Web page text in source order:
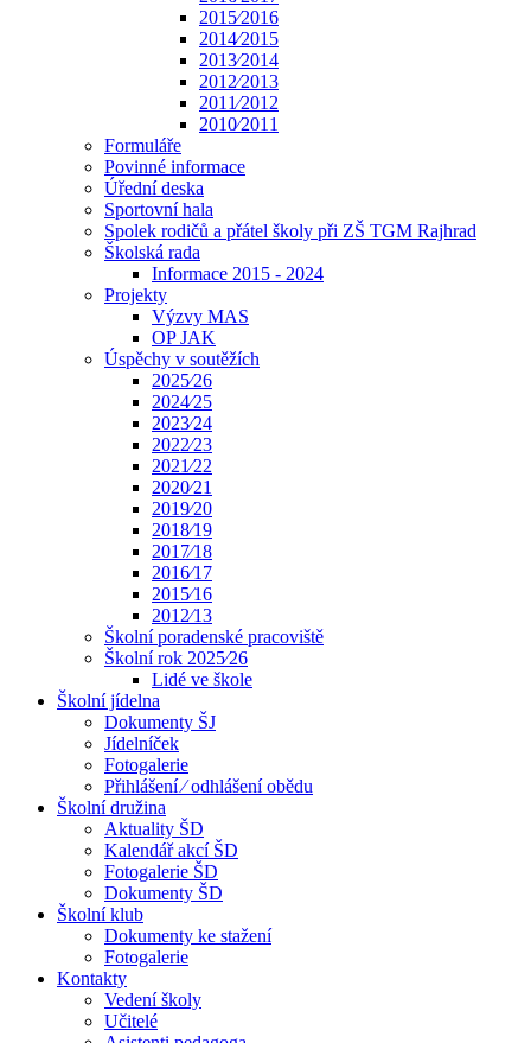
2015⁄2016
2014⁄2015
2013⁄2014
2012⁄2013
2011⁄2012
2010⁄2011
Formuláře
Povinné informace
Úřední deska
Sportovní hala
Spolek rodičů a přátel školy při ZŠ TGM Rajhrad
Školská rada
Informace 2015 - 2024
Projekty
Výzvy MAS
OP JAK
Úspěchy v soutěžích
2025⁄26
2024⁄25
2023⁄24
2022⁄23
2021⁄22
2020⁄21
2019⁄20
2018⁄19
2017⁄18
2016⁄17
2015⁄16
2012⁄13
Školní poradenské pracoviště
Školní rok 2025⁄26
Lidé ve škole
Školní jídelna
Dokumenty ŠJ
Jídelníček
Fotogalerie
Přihlášení ⁄ odhlášení obědu
Školní družina
Aktuality ŠD
Kalendář akcí ŠD
Fotogalerie ŠD
Dokumenty ŠD
Školní klub
Dokumenty ke stažení
Fotogalerie
Kontakty
Vedení školy
Učitelé